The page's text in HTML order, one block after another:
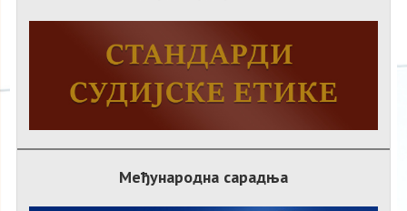
Међународна сарадња